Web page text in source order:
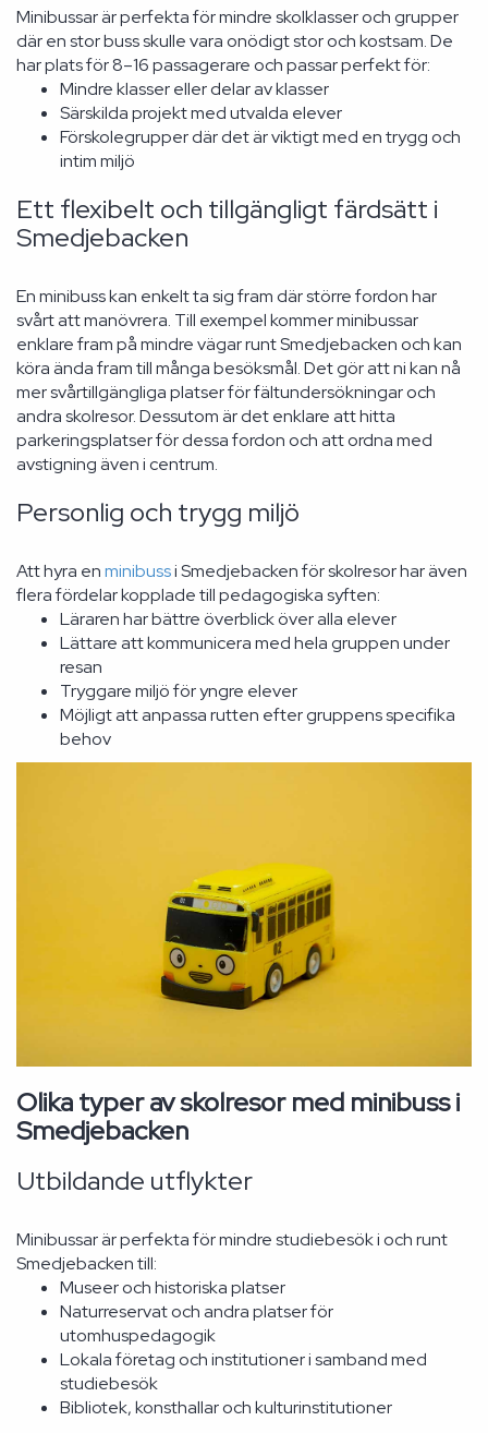
Minibussar är perfekta för mindre skolklasser och grupper
där en stor buss skulle vara onödigt stor och kostsam. De
har plats för 8–16 passagerare och passar perfekt för:
Mindre klasser eller delar av klasser
Särskilda projekt med utvalda elever
Förskolegrupper där det är viktigt med en trygg och
intim miljö
Ett flexibelt och tillgängligt färdsätt i
Smedjebacken
En minibuss kan enkelt ta sig fram där större fordon har
svårt att manövrera. Till exempel kommer minibussar
enklare fram på mindre vägar runt Smedjebacken och kan
köra ända fram till många besöksmål. Det gör att ni kan nå
mer svårtillgängliga platser för fältundersökningar och
andra skolresor. Dessutom är det enklare att hitta
parkeringsplatser för dessa fordon och att ordna med
avstigning även i centrum.
Personlig och trygg miljö
Att hyra enminibussi Smedjebacken för skolresor har även
flera fördelar kopplade till pedagogiska syften:
Läraren har bättre överblick över alla elever
Lättare att kommunicera med hela gruppen under
resan
Tryggare miljö för yngre elever
Möjligt att anpassa rutten efter gruppens specifika
behov
Olika typer av skolresor med minibuss i
Smedjebacken
Utbildande utflykter
Minibussar är perfekta för mindre studiebesök i och runt
Smedjebacken till:
Museer och historiska platser
Naturreservat och andra platser för
utomhuspedagogik
Lokala företag och institutioner i samband med
studiebesök
Bibliotek, konsthallar och kulturinstitutioner